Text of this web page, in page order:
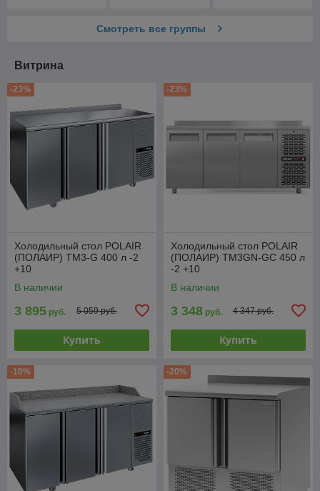
Смотреть все группы
Витрина
-23%
Холодильный стол POLAIR
(ПОЛАИР) TM3-G 400 л -2
+10
В наличии
3 895 руб. 5 059 руб.
Купить
-23%
Холодильный стол POLAIR
(ПОЛАИР) TM3GN-GC 450 л
-2 +10
В наличии
3 348 руб. 4 347 руб.
Купить
-10% -20%